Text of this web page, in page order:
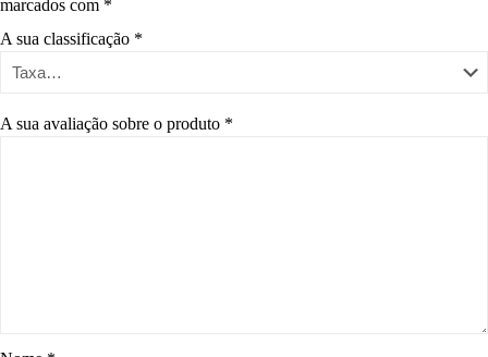
marcados com *
A sua classificação *
A sua avaliação sobre o produto *